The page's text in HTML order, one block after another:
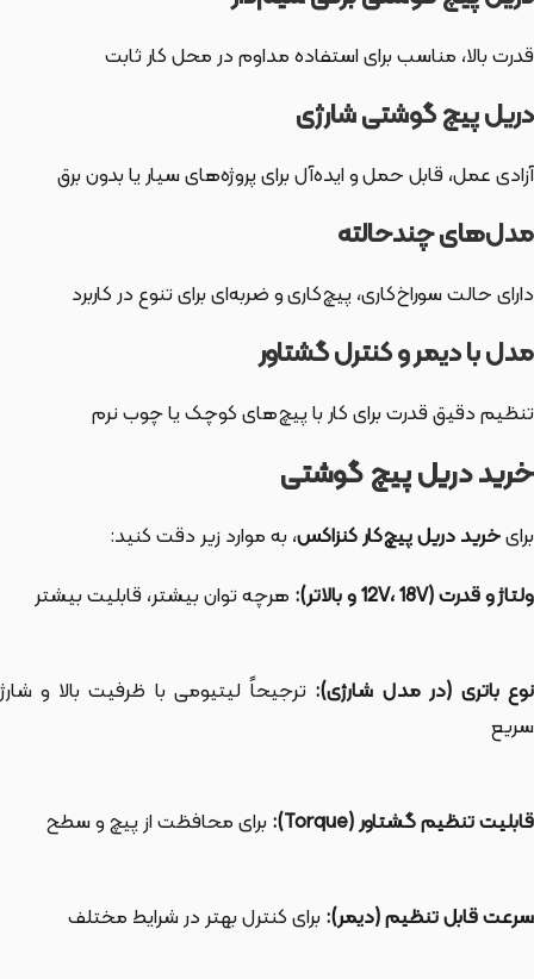
قدرت بالا، مناسب برای استفاده مداوم در محل کار ثابت
دریل پیچ گوشتی شارژی
آزادی عمل، قابل حمل و ایده‌آل برای پروژه‌های سیار یا بدون برق
مدل‌های چندحالته
دارای حالت سوراخ‌کاری، پیچ‌کاری و ضربه‌ای برای تنوع در کاربرد
مدل با دیمر و کنترل گشتاور
تنظیم دقیق قدرت برای کار با پیچ‌های کوچک یا چوب نرم
خرید دریل پیچ گوشتی
برایخرید دریل پیچ‌کار کنزاکس، به موارد زیر دقت کنید:
ولتاژ و قدرت (12V، 18V و بالاتر):
هرچه توان بیشتر، قابلیت بیشتر
نوع باتری (در مدل شارژی): ترجیحاً لیتیومی با ظرفیت بالا و شارژ
سریع
قابلیت تنظیم گشتاور (Torque): برای محافظت از پیچ و سطح
سرعت قابل تنظیم (دیمر): برای کنترل بهتر در شرایط مختلف